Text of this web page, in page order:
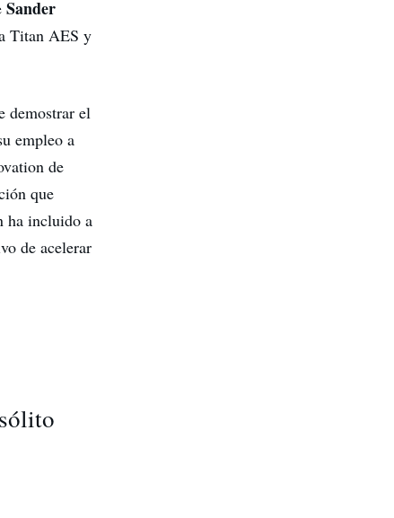
Sander
Titan AES y
demostrar el
empleo a
de
que
ha incluido a
de acelerar